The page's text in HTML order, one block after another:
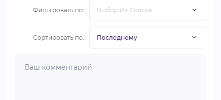
Фильтровать по:
Сортировать по: